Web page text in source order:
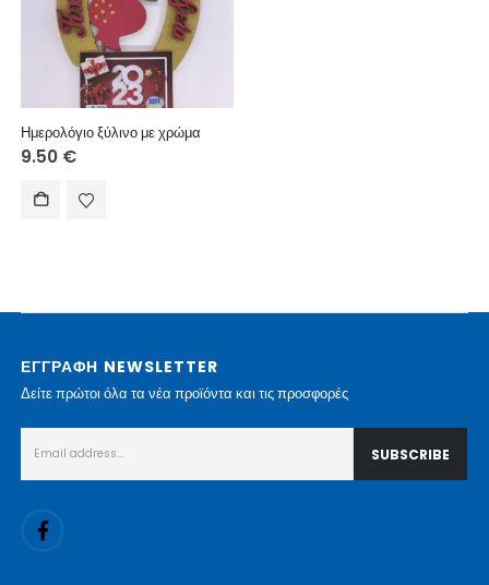
Ημερολόγιο ξύλινο με χρώμα
9.50 €
ΕΓΓΡΑΦΗ NEWSLETTER
Δείτε πρώτοι όλα τα νέα προϊόντα και τις προσφορές